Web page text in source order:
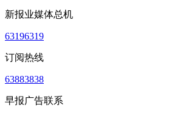
新报业媒体总机
63196319
订阅热线
63883838
早报广告联系